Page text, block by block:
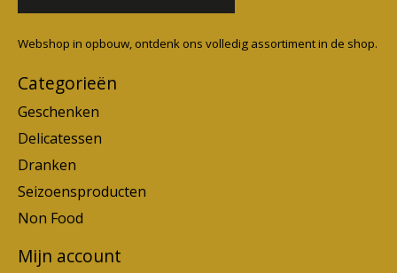
Webshop in opbouw, ontdenk ons volledig assortiment in de shop.
Categorieën
Geschenken
Delicatessen
Dranken
Seizoensproducten
Non Food
Mijn account